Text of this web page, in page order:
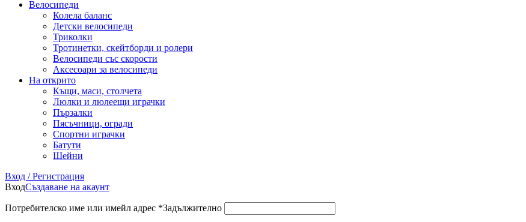
Велосипеди
Колела баланс
Детски велосипеди
Триколки
Тротинетки, скейтборди и ролери
Велосипеди със скорости
Аксесоари за велосипеди
На открито
Къщи, маси, столчета
Люлки и люлеещи играчки
Пързалки
Пясъчници, огради
Спортни играчки
Батути
Шейни
Вход / Регистрация
ВходСъздаване на акаунт
Потребителско име или имейл адрес *Задължително